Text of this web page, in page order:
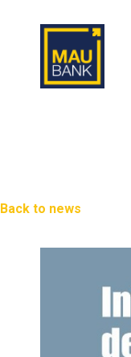
Back to news